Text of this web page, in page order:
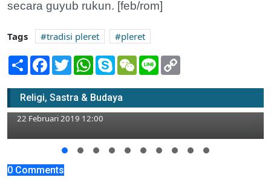
secara guyub rukun. [feb/rom]
Tags tradisi pleret
pleret
Share Facebook
TwitterWhatsApp
SkypeWeChatLine
Religi, Sastra & Budaya
Polisi Belum Temukan Titik Terang Pelaku
Teror Bom Molotov
22 Februari 2019 12:00
0 Comments